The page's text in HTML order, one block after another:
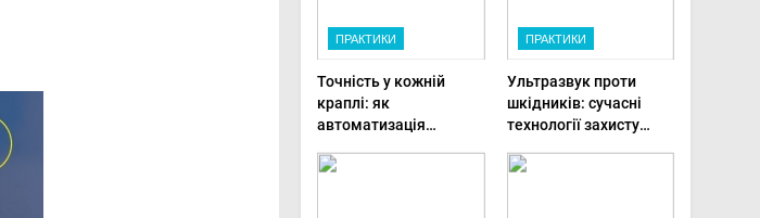
ПРАКТИКИ
Точність у кожній
краплі: як
автоматизація
прибутки малого
ПРАКТИКИ
Ультразвук проти
шкідників: сучасні
технології захисту
господарствах